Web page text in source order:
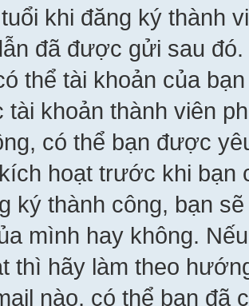
khi đăng ký thành
đã được gửi sau
thể tài khoản của
tài khoản thành viên
có thể bạn được
hoạt trước khi bạn
ký thành công, bạn
mình hay không.
thì hãy làm theo
nào, có thể bạn đã